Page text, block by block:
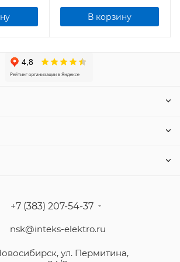
В корзину
+7 (383) 207-54-37
nsk@inteks-elektro.ru
ул. Пермитина,